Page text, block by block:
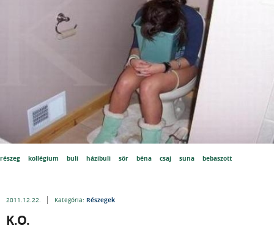
részeg kollégium buli házibuli sör béna csaj suna bebaszott
2011.12.22. Kategória: Részegek
K.O.